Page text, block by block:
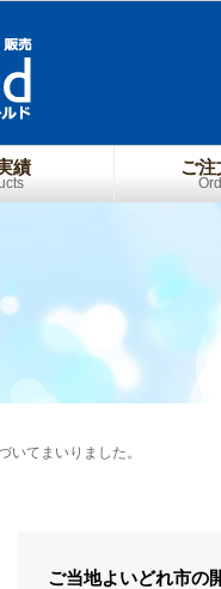
績 ご注
いてまいりました。
ご当地よいどれ市の